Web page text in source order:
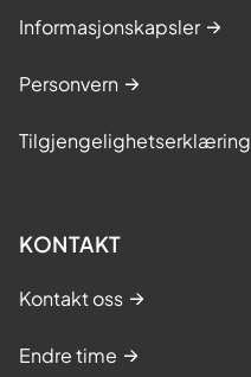
Informasjonskapsler
Personvern
Tilgjengelighetserklæring
KONTAKT
Kontakt oss
Endre time